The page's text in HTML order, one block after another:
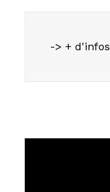
-> + d'infos